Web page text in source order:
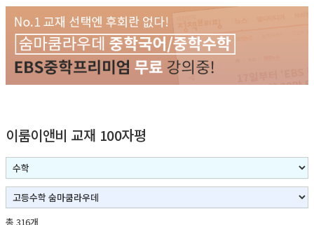
이룸이앤비 교재 100자평
총 316개